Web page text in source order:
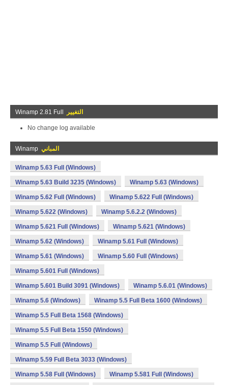
Winamp 2.81 Full التغيير
No change log available
Winamp المباني
Winamp 5.63 Full (Windows)
Winamp 5.63 Build 3235 (Windows) Winamp 5.63 (Windows)
Winamp 5.62 Full (Windows) Winamp 5.622 Full (Windows)
Winamp 5.622 (Windows) Winamp 5.6.2.2 (Windows)
Winamp 5.621 Full (Windows) Winamp 5.621 (Windows)
Winamp 5.62 (Windows) Winamp 5.61 Full (Windows)
Winamp 5.61 (Windows) Winamp 5.60 Full (Windows)
Winamp 5.601 Full (Windows)
Winamp 5.601 Build 3091 (Windows) Winamp 5.6.01 (Windows)
Winamp 5.6 (Windows) Winamp 5.5 Full Beta 1600 (Windows)
Winamp 5.5 Full Beta 1568 (Windows)
Winamp 5.5 Full Beta 1550 (Windows)
Winamp 5.5 Full (Windows)
Winamp 5.59 Full Beta 3033 (Windows)
Winamp 5.58 Full (Windows) Winamp 5.581 Full (Windows)